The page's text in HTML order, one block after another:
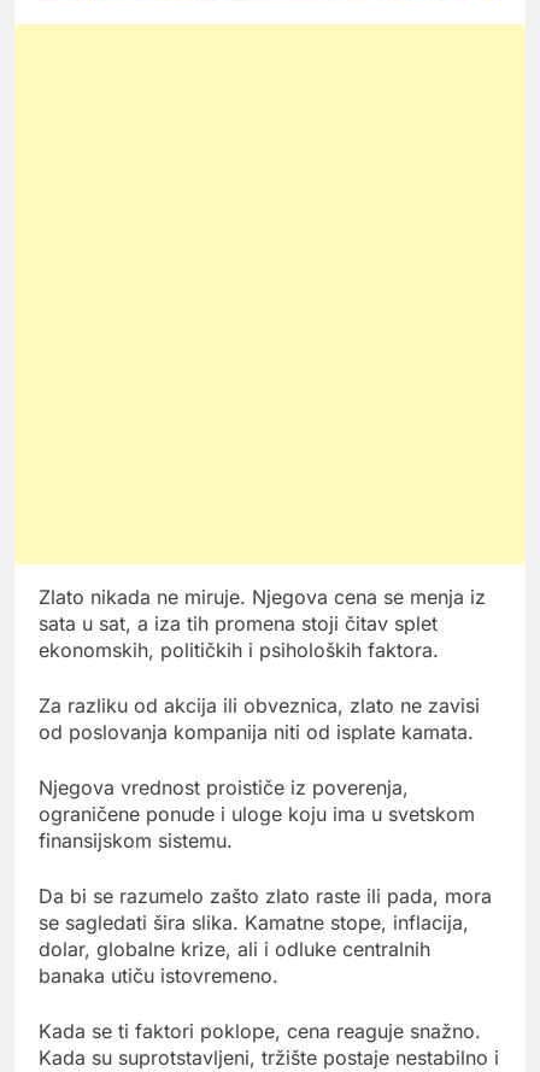
Zlato nikada ne miruje. Njegova cena se menja iz
sata u sat, a iza tih promena stoji čitav splet
ekonomskih, političkih i psiholoških faktora.
Za razliku od akcija ili obveznica, zlato ne zavisi
od poslovanja kompanija niti od isplate kamata.
Njegova vrednost proističe iz poverenja,
ograničene ponude i uloge koju ima u svetskom
finansijskom sistemu.
Da bi se razumelo zašto zlato raste ili pada, mora
se sagledati šira slika. Kamatne stope, inflacija,
dolar, globalne krize, ali i odluke centralnih
banaka utiču istovremeno.
Kada se ti faktori poklope, cena reaguje snažno.
Kada su suprotstavljeni, tržište postaje nestabilno i